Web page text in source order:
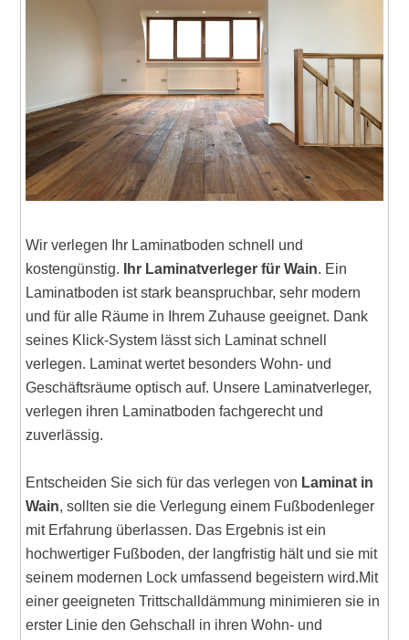
Wir verlegen Ihr Laminatboden schnell und
kostengünstig.
Ihr Laminatverleger für Wain. Ein
Laminatboden ist stark beanspruchbar, sehr modern
und für alle Räume in Ihrem Zuhause geeignet. Dank
seines Klick-System lässt sich Laminat schnell
verlegen. Laminat wertet besonders Wohn- und
Geschäftsräume optisch auf. Unsere Laminatverleger,
verlegen ihren Laminatboden fachgerecht und
zuverlässig.
Entscheiden Sie sich für das verlegen von Laminat in
Wain, sollten sie die Verlegung einem Fußbodenleger
mit Erfahrung überlassen. Das Ergebnis ist ein
hochwertiger Fußboden, der langfristig hält und sie mit
seinem modernen Lock umfassend begeistern wird.Mit
einer geeigneten Trittschalldämmung minimieren sie in
erster Linie den Gehschall in ihren Wohn- und